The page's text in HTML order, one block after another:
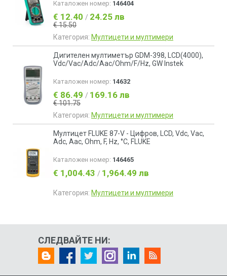
Каталожен номер: 146404
€ 12.40 / 24.25 лв
€ 15.50
Категория: Мултицети и мултимери
Дигителен мултиметър GDM-398, LCD(4000),
Vdc/Vac/Adc/Aac/Ohm/F/Hz, GW Instek
Каталожен номер: 14632
€ 86.49 / 169.16 лв
€ 101.75
Категория: Мултицети и мултимери
Мултицет FLUKE 87-V - Цифров, LCD, Vdc, Vac,
Adc, Aac, Ohm, F, Hz, °C, FLUKE
Каталожен номер: 146465
€ 1,004.43 / 1,964.49 лв
Категория: Мултицети и мултимери
СЛЕДВАЙТЕ НИ: